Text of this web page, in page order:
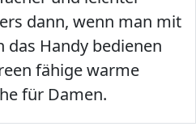
dann, wenn man mit
das Handy bedienen
fähige warme
für Damen.